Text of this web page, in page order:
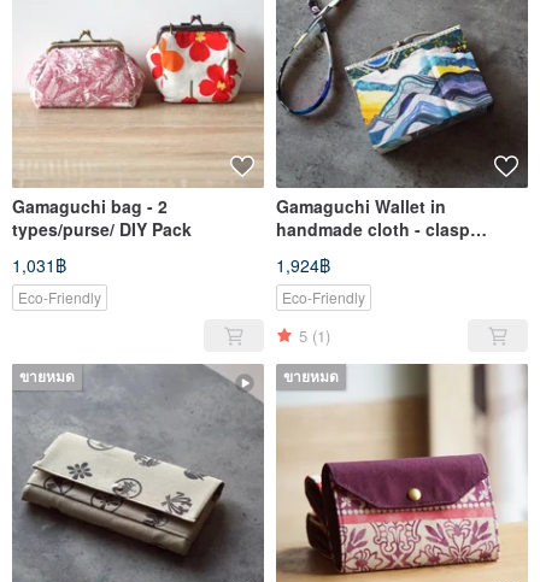
Gamaguchi bag - 2
types/purse/ DIY Pack
1,031฿
Eco-Friendly
Gamaguchi Wallet in
handmade cloth - clasp
wallet/silgi/clutch wallet
1,924฿
Eco-Friendly
5 (1)
ขายหมด ขายหมด